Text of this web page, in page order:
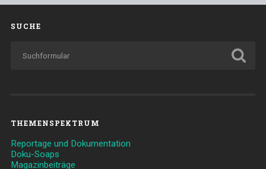
SUCHE
THEMENSPEKTRUM
Reportage und Dokumentation
Doku-Soaps
Magazinbeiträge